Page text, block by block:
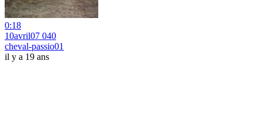
0:18
10avril07 040
cheval-passio01
il y a 19 ans